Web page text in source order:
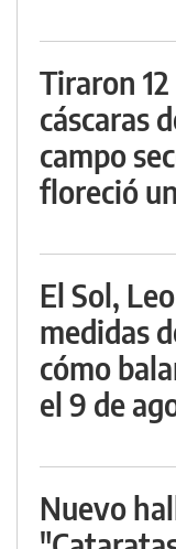
Tiraron
cáscaras
campo
floreció
El Sol,
medidas
cómo
el 9 de
Nuevo